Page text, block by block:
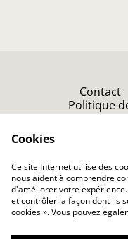
Contact
Politique
Cookies
Ce site Internet utilise des
nous aident à comprendre
d'améliorer votre
et contrôler la façon dont ils
cookies ». Vous pouvez